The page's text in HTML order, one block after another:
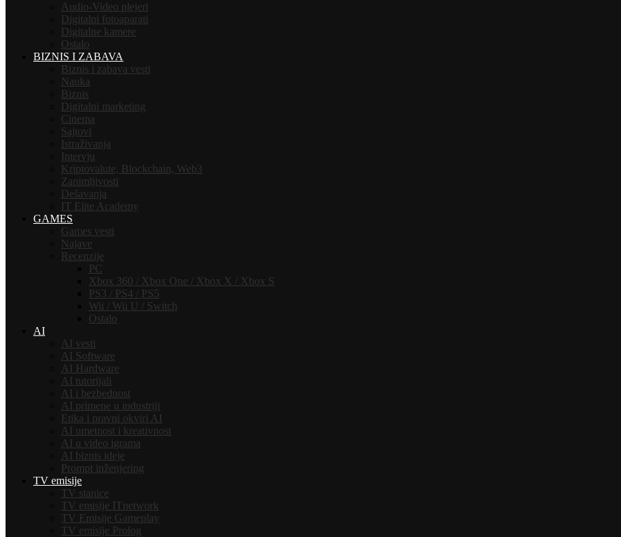
Audio-Video plejeri
Digitalni fotoaparati
Digitalne kamere
Ostalo
BIZNIS I ZABAVA
Biznis i zabava vesti
Nauka
Biznis
Digitalni marketing
Cinema
Sajtovi
Istraživanja
Intervju
Kriptovalute, Blockchain, Web3
Zanimljivosti
Dešavanja
IT Elite Academy
GAMES
Games vesti
Najave
Recenzije
PC
Xbox 360 / Xbox One / Xbox X / Xbox S
PS3 / PS4 / PS5
Wii / Wii U / Switch
Ostalo
AI
AI vesti
AI Software
AI Hardware
AI tutorijali
AI i bezbednost
AI primene u industriji
Etika i pravni okviri AI
AI umetnost i kreativnost
AI u video igrama
AI biznis ideje
Prompt inženjering
TV emisije
TV stanice
TV emisije ITnetwork
TV Emisije Gameplay
TV emisije Prolog